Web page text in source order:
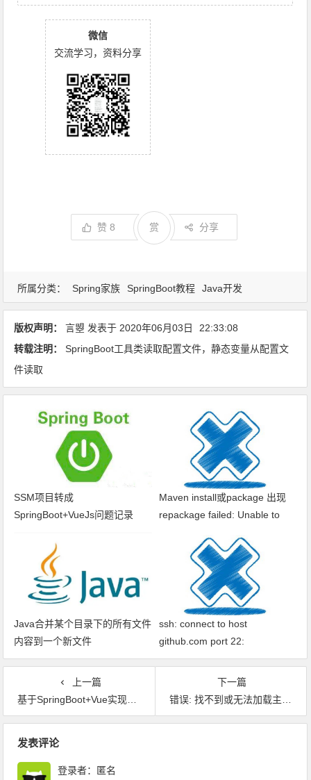
微信
交流学习，资料分享
赞8 分享
赏
所属分类： Spring家族 SpringBoot教程 Java开发
版权声明： 言曌 发表于 2020年06月03日
22:33:08
转载注明：
SpringBoot工具类读取配置文件，静态变量从配置文
件读取
SSM项目转成
SpringBoot+VueJs问题记录
Maven install或package 出现
repackage failed: Unable to
Java合并某个目录下的所有文件
内容到一个新文件
ssh: connect to host
github.com port 22:
Connection timed out fatal: xxx
上一篇
基于SpringBoot+Vue实现的信访系统，适合做大多数后台管理系统
下一篇
错误: 找不到或无法加载主类 Files\Java\jdk1.8.0_73\lib;C:\Program问题解决
发表评论
登录者：匿名